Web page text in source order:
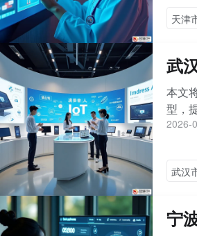
天津
武
本文
型，
2026-
武汉
宁